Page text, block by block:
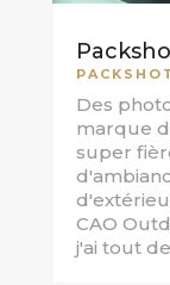
Des
marque
super
CAO
j'ai tout